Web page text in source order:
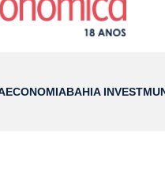
ECONOMIABAHIA INVEST